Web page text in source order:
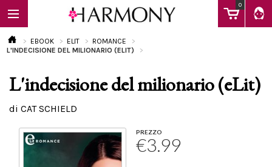
0
EBOOK
EBOOK ELIT
ROMANCE
L'INDECISIONE DEL MILIONARIO (ELIT)
L'indecisione del milionario (eLit)
di CAT SCHIELD
PREZZO
€3.99